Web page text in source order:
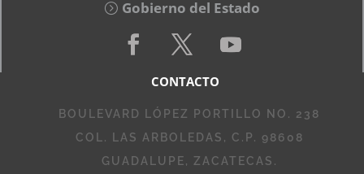
Gobierno del Estado
CONTACTO
BOULEVARD LÓPEZ PORTILLO NO. 238
COL. LAS ARBOLEDAS, C.P. 98608
GUADALUPE, ZACATECAS.